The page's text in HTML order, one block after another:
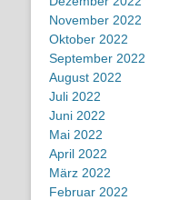
November 2022
Oktober 2022
September 2022
August 2022
Juli 2022
Juni 2022
Mai 2022
April 2022
März 2022
Februar 2022